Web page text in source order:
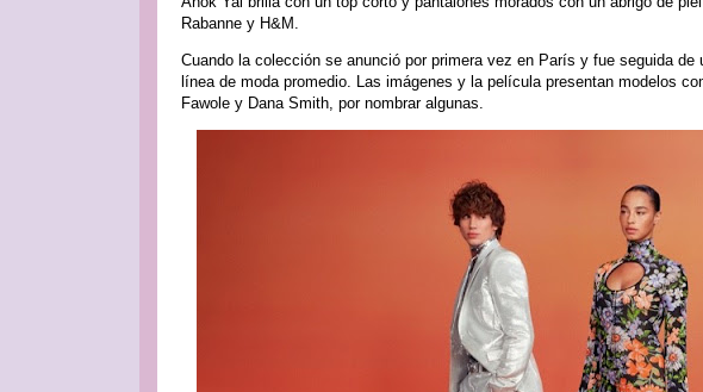
Rabanne y H&M.
Cuando la colección se anunció por primera vez en París y fue seguida
línea de moda promedio. Las imágenes y la película presentan modelos
Fawole y Dana Smith, por nombrar algunas.